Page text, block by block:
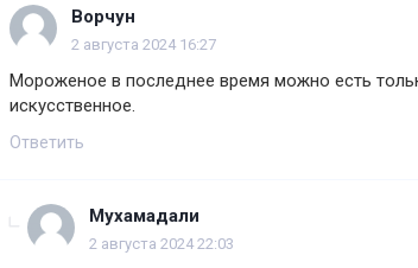
Ворчун
2 августа 2024 16:27
Мороженое в последнее время можно есть
искусственное.
Ответить
Мухамадали
2 августа 2024 22:03